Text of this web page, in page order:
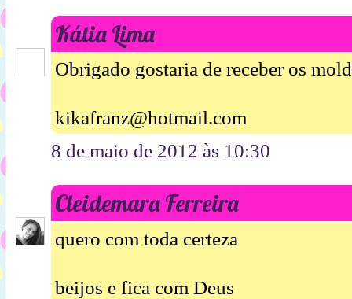
Kátia Lima
Obrigado gostaria de receber os
kikafranz@hotmail.com
8 de maio de 2012 às 10:30
Cleidemara Ferreira
quero com toda certeza
beijos e fica com Deus